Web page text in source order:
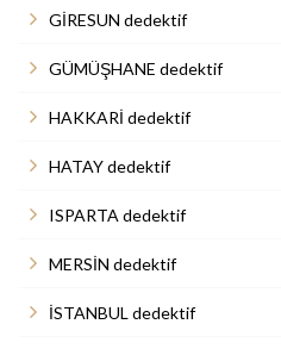
GİRESUN dedektif
GÜMÜŞHANE dedektif
HAKKARİ dedektif
HATAY dedektif
ISPARTA dedektif
MERSİN dedektif
İSTANBUL dedektif